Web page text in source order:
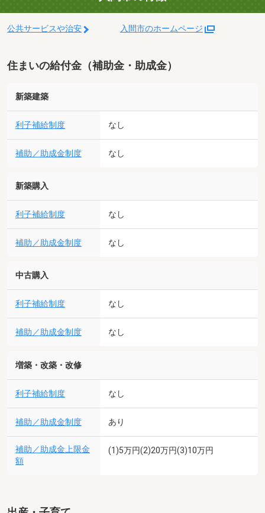
公共サービスや治安 入間市のホームページ
住まいの給付金（補助金・助成金）
新築建築
利子補給制度 なし
補助／助成金制度 なし
新築購入
利子補給制度 なし
補助／助成金制度 なし
中古購入
利子補給制度 なし
補助／助成金制度 なし
増築・改築・改修
利子補給制度 なし
補助／助成金制度 あり
補助／助成金上限金
額
(1)5万円(2)20万円(3)10万円